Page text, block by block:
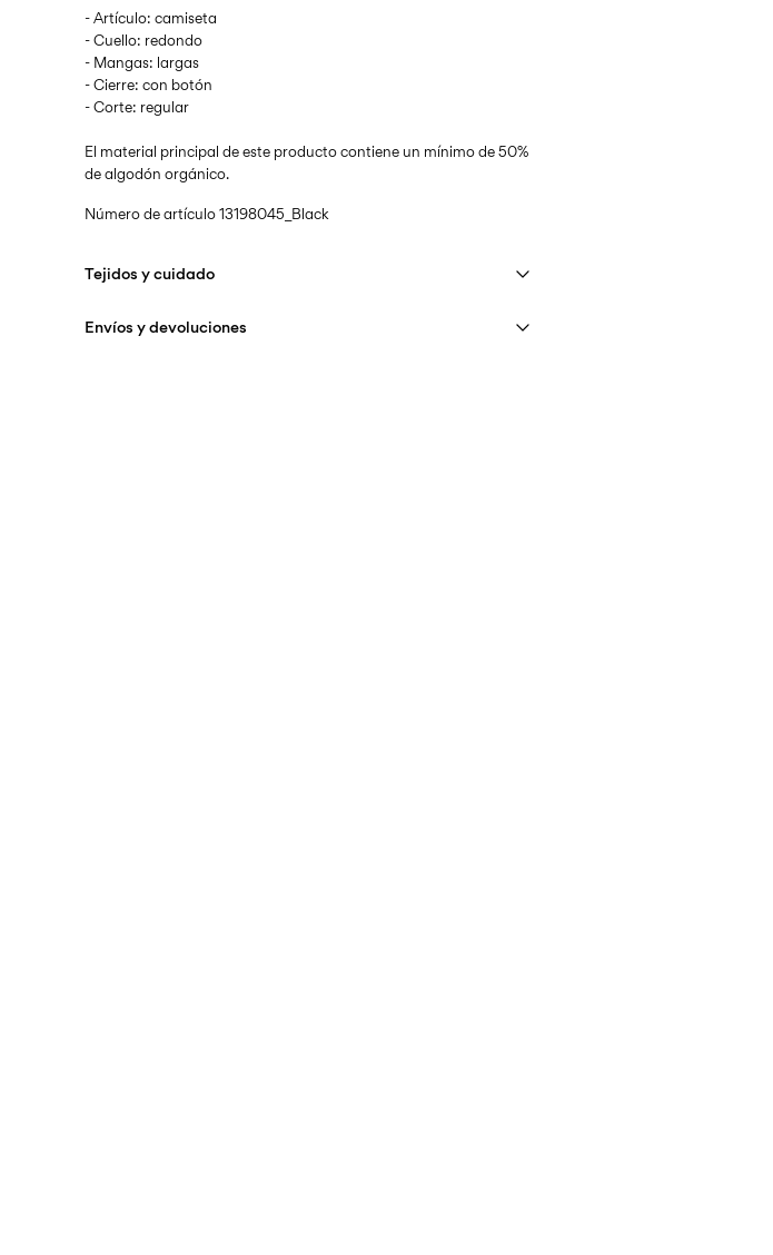
- Artículo: camiseta
- Cuello: redondo
- Mangas: largas
- Cierre: con botón
- Corte: regular
El material principal de este producto contiene un mínimo de 50%
de algodón orgánico.
Número de artículo13198045_Black
Tejidos y cuidado
Envíos y devoluciones